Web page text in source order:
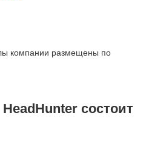
компании размещены по
состоит